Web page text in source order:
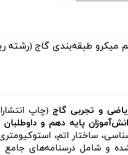
طبقه‌بندی گاج (رشته
و تجربی گاج (چاپ
پایه دهم و
ساختار اتم،
و شامل درسنامه‌های جامع